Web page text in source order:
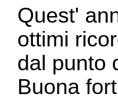
Quest'
ottimi
dal punto
Buona